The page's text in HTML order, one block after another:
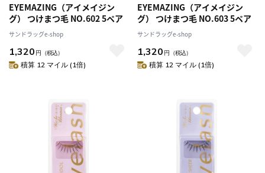
EYEMAZING（アイメイジン
グ） つけまつ毛 NO.602 5ペア
サンドラッグe-shop
1,320 円 （税込）
積算 12 マイル (1倍)
EYEMAZING（アイメイジン
グ） つけまつ毛 NO.603 5ペア
サンドラッグe-shop
1,320 円 （税込）
積算 12 マイル (1倍)